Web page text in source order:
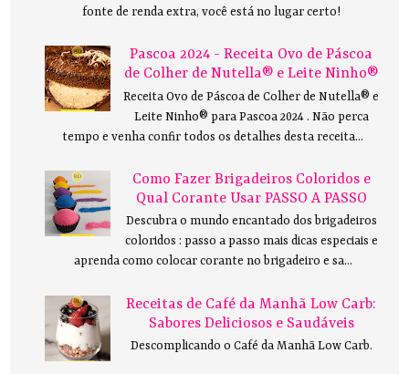
fonte de renda extra, você está no lugar certo!
Pascoa 2024 - Receita Ovo de Páscoa
de Colher de Nutella® e Leite Ninho®
Receita Ovo de Páscoa de Colher de Nutella® e
Leite Ninho® para Pascoa 2024 . Não perca
tempo e venha confir todos os detalhes desta receita...
Como Fazer Brigadeiros Coloridos e
Qual Corante Usar PASSO A PASSO
Descubra o mundo encantado dos brigadeiros
coloridos : passo a passo mais dicas especiais e
aprenda como colocar corante no brigadeiro e sa...
Receitas de Café da Manhã Low Carb:
Sabores Deliciosos e Saudáveis
Descomplicando o Café da Manhã Low Carb.